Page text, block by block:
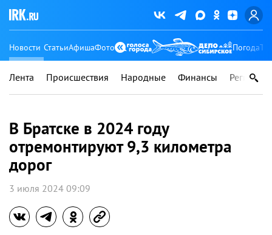
Новости СтатьиАфишаФото Погода
Лента Происшествия Народные Финансы Регионы
В Братске в 2024 году
отремонтируют 9,3 километра
дорог
3 июля 2024 09:09